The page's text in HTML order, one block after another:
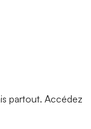
partout. Accédez